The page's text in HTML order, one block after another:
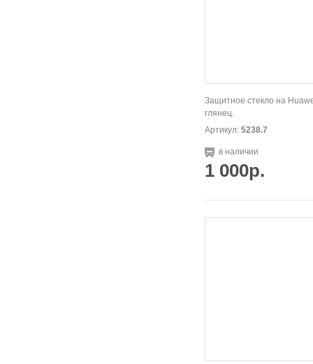
Защитное стекло на
глянец.
Артикул: 5238.7
в наличии
1 000р.